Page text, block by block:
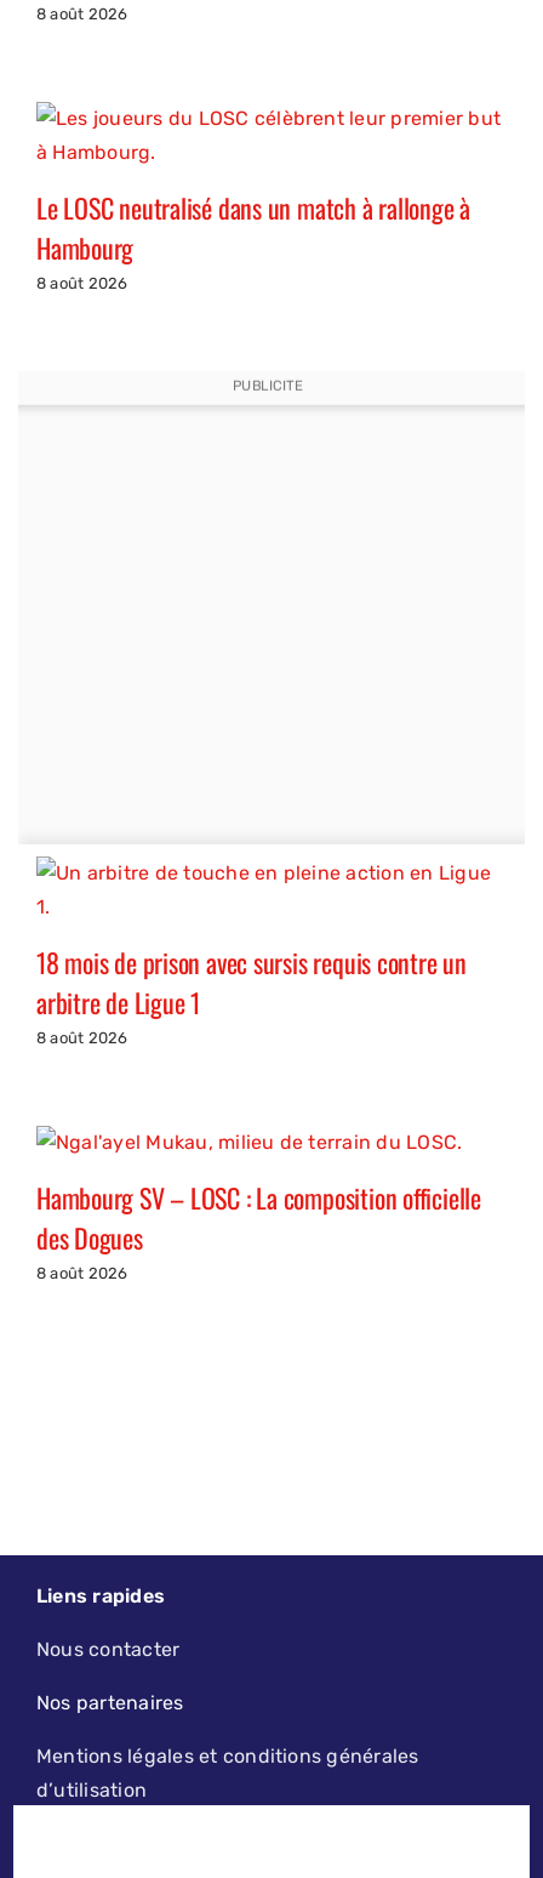
8 août 2026
Le LOSC neutralisé dans un match à rallonge à
Hambourg
8 août 2026
PUBLICITE
18 mois de prison avec sursis requis contre un
arbitre de Ligue 1
8 août 2026
Hambourg SV – LOSC : La composition officielle
des Dogues
8 août 2026
Liens rapides
Nous contacter
Nos partenaires
Mentions légales et conditions générales
d’utilisation